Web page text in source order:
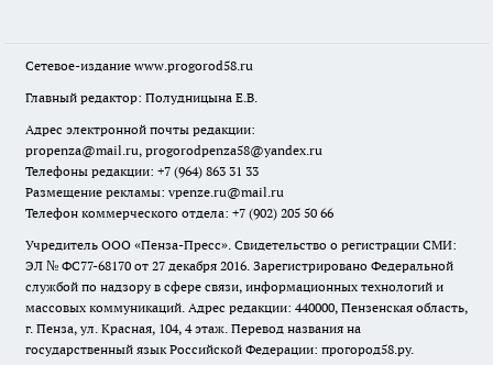
Сетевое-издание www.progorod58.ru
Главный редактор: Полудницына Е.В.
Адрес электронной почты редакции:
propenza@mail.ru, progorodpenza58@yandex.ru
Телефоны редакции: +7 (964) 863 31 33
Размещение рекламы: vpenze.ru@mail.ru
Телефон коммерческого отдела: +7 (902) 205 50 66
Учредитель ООО «Пенза-Пресс». Свидетельство о регистрации СМИ:
ЭЛ № ФС77-68170 от 27 декабря 2016. Зарегистрировано Федеральной
службой по надзору в сфере связи, информационных технологий и
массовых коммуникаций. Адрес редакции: 440000, Пензенская область,
г. Пенза, ул. Красная, 104, 4 этаж. Перевод названия на
государственный язык Российской Федерации: прогород58.ру.